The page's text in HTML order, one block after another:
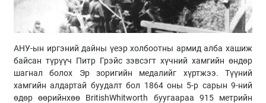
АНУ-ын иргэний дайны үеэр холбоотны армид алба хашиж
байсан түрүүч Питр Грэйс зэвсэгт хүчний хамгийн өндөр
шагнал болох Эр зоригийн медалийг хүртжээ. Түүний
хамгийн алдартай буудалт бол 1864 оны 5-р сарын 9-ний
өдөр өөрийнхөө BritishWhitworth буугаараа 915 метрийн